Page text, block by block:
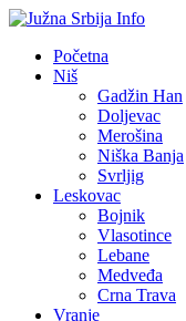
Početna
Niš
Gadžin Han
Doljevac
Merošina
Niška Banja
Svrljig
Leskovac
Bojnik
Vlasotince
Lebane
Medveđa
Crna Trava
Vranje